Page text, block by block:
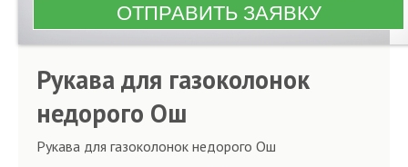
Рукава для газоколонок
недорого Ош
Рукава для газоколонок недорого Ош